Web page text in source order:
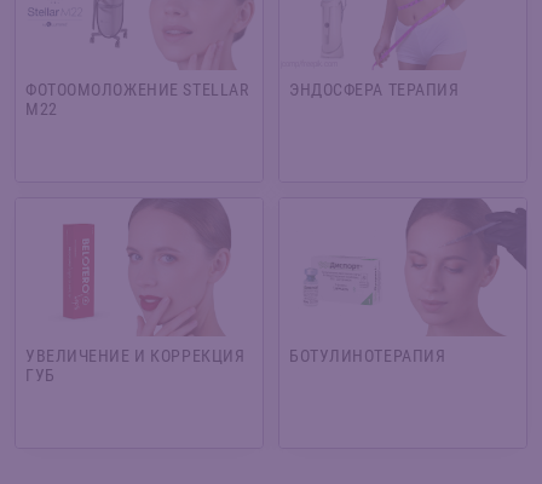
ФОТООМОЛОЖЕНИЕ STELLAR
M22
ЭНДОСФЕРА ТЕРАПИЯ
УВЕЛИЧЕНИЕ И КОРРЕКЦИЯ
ГУБ
БОТУЛИНОТЕРАПИЯ